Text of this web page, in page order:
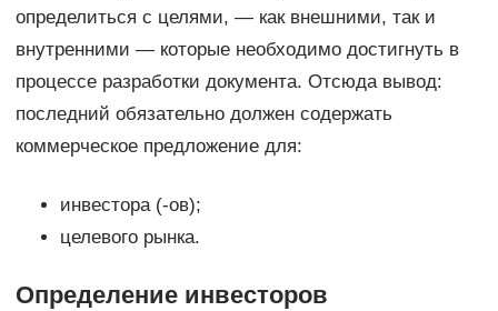
определиться с целями, — как внешними, так и
внутренними — которые необходимо достигнуть в
процессе разработки документа. Отсюда вывод:
последний обязательно должен содержать
коммерческое предложение для:
инвестора (-ов);
целевого рынка.
Определение инвесторов